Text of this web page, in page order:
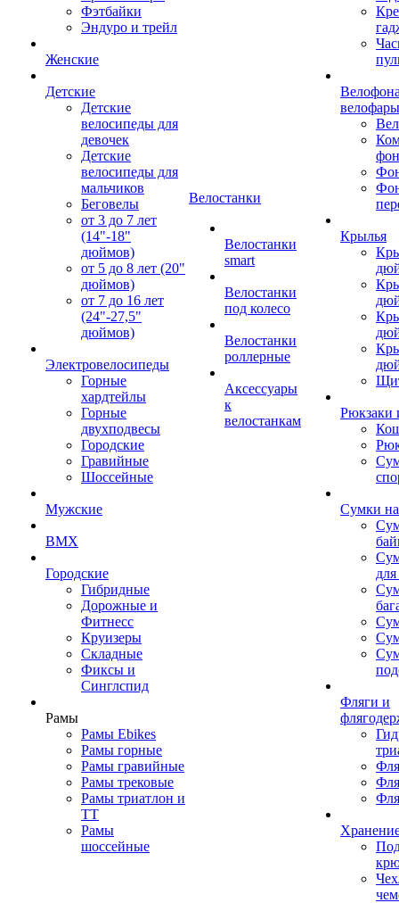
Фэтбайки
Эндуро и трейл
Женские
Детские
Детские
велосипеды для
девочек
Детские
велосипеды для
мальчиков
Беговелы
от 3 до 7 лет
(14"-18"
дюймов)
от 5 до 8 лет (20"
дюймов)
от 7 до 16 лет
(24"-27,5"
дюймов)
Электровелосипеды
Горные
хардтейлы
Горные
двухподвесы
Городские
Гравийные
Шоссейные
Мужские
BMX
Городские
Гибридные
Дорожные и
Фитнесс
Круизеры
Складные
Фиксы и
Синглспид
Рамы
Рамы Ebikes
Рамы горные
Рамы гравийные
Рамы трековые
Рамы триатлон и
ТТ
Рамы
шоссейные
Велостанки
Велостанки
smart
Велостанки
под колесо
Велостанки
роллерные
Аксессуары
к
велостанкам
велофары
Крылья
Рюкзаки
Сумки
Фляги и